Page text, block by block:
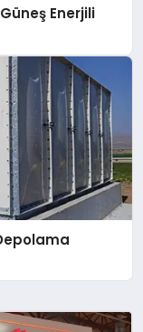
Enerjili